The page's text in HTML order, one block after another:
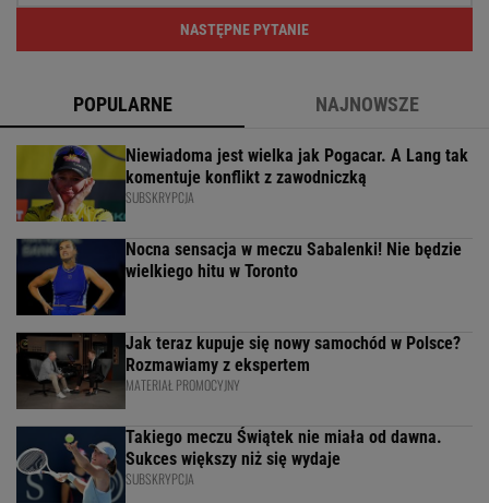
NASTĘPNE PYTANIE
POPULARNE NAJNOWSZE
Niewiadoma jest wielka jak Pogacar. A Lang tak
komentuje konflikt z zawodniczką
SUBSKRYPCJA
Nocna sensacja w meczu Sabalenki! Nie będzie
wielkiego hitu w Toronto
Jak teraz kupuje się nowy samochód w Polsce?
Rozmawiamy z ekspertem
MATERIAŁ PROMOCYJNY
Takiego meczu Świątek nie miała od dawna.
Sukces większy niż się wydaje
SUBSKRYPCJA